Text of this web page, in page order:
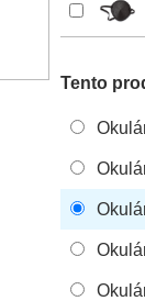
Tento